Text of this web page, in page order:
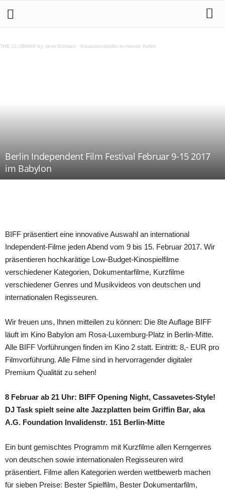
THE CLUBMAP by Jens Schwan · Kassettenkinder im House Keller
Berlin Independent Film Festival Februar 9-15 2017
im Babylon
BIFF präsentiert eine innovative Auswahl an international
Independent-Filme jeden Abend vom 9 bis 15. Februar 2017. Wir
präsentieren hochkarätige Low-Budget-Kinospielfilme
verschiedener Kategorien, Dokumentarfilme, Kurzfilme
verschiedener Genres und Musikvideos von deutschen und
internationalen Regisseuren.
Wir freuen uns, Ihnen mitteilen zu können: Die 8te Auflage BIFF
läuft im Kino Babylon am Rosa-Luxemburg-Platz in Berlin-Mitte.
Alle BIFF Vorführungen finden im Kino 2 statt. Eintritt: 8,- EUR pro
Filmvorführung. Alle Filme sind in hervorragender digitaler
Premium Qualität zu sehen!
8 Februar ab 21 Uhr: BIFF Opening Night, Cassavetes-Style!
DJ Task spielt seine alte Jazzplatten beim Griffin Bar, aka
A.G. Foundation Invalidenstr. 151 Berlin-Mitte
Ein bunt gemischtes Programm mit Kurzfilme allen Kerngenres
von deutschen sowie internationalen Regisseuren wird
präsentiert. Filme allen Kategorien werden wettbewerb machen
für sieben Preise: Bester Spielfilm, Bester Dokumentarfilm,